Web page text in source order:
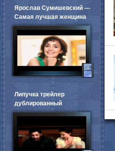
Ярослав Сумишевский ---
Самая лучшая женщина
Липучка трейлер
дублированный